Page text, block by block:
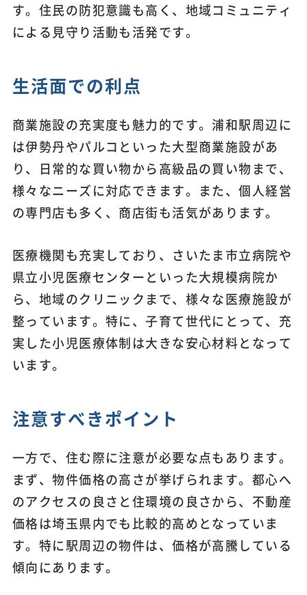
す。住民の防犯意識も高く、地域コミュニティ
による見守り活動も活発です。
生活面での利点
商業施設の充実度も魅力的です。浦和駅周辺に
は伊勢丹やパルコといった大型商業施設があ
り、日常的な買い物から高級品の買い物まで、
様々なニーズに対応できます。また、個人経営
の専門店も多く、商店街も活気があります。
医療機関も充実しており、さいたま市立病院や
県立小児医療センターといった大規模病院か
ら、地域のクリニックまで、様々な医療施設が
整っています。特に、子育て世代にとって、充
実した小児医療体制は大きな安心材料となって
います。
注意すべきポイント
一方で、住む際に注意が必要な点もあります。
まず、物件価格の高さが挙げられます。都心へ
のアクセスの良さと住環境の良さから、不動産
価格は埼玉県内でも比較的高めとなっていま
す。特に駅周辺の物件は、価格が高騰している
傾向にあります。